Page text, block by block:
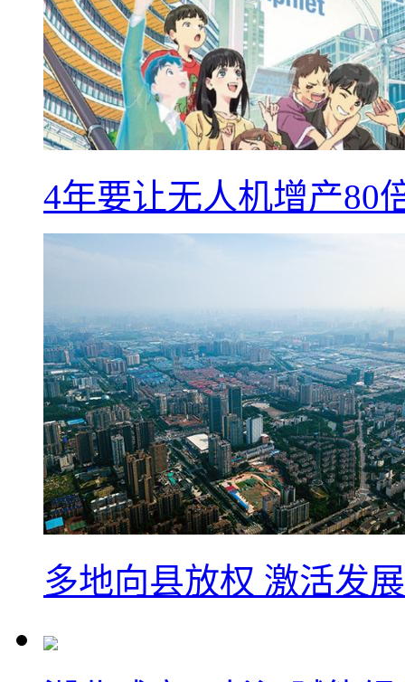
4年要让无人机增产80
多地向县放权 激活发